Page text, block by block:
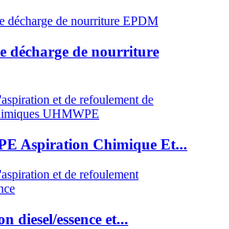
décharge de nourriture
Aspiration Chimique Et...
diesel/essence et...